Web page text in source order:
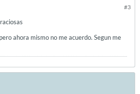
#3
ahora mismo no me acuerdo. Segun me